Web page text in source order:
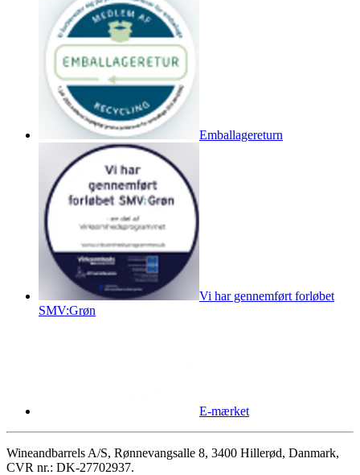
Emballagereturn
Vi har gennemført forløbet
SMV:Grøn
E-mærket
Wineandbarrels A/S, Rønnevangsalle 8, 3400 Hillerød, Danmark,
CVR nr.: DK-27702937.